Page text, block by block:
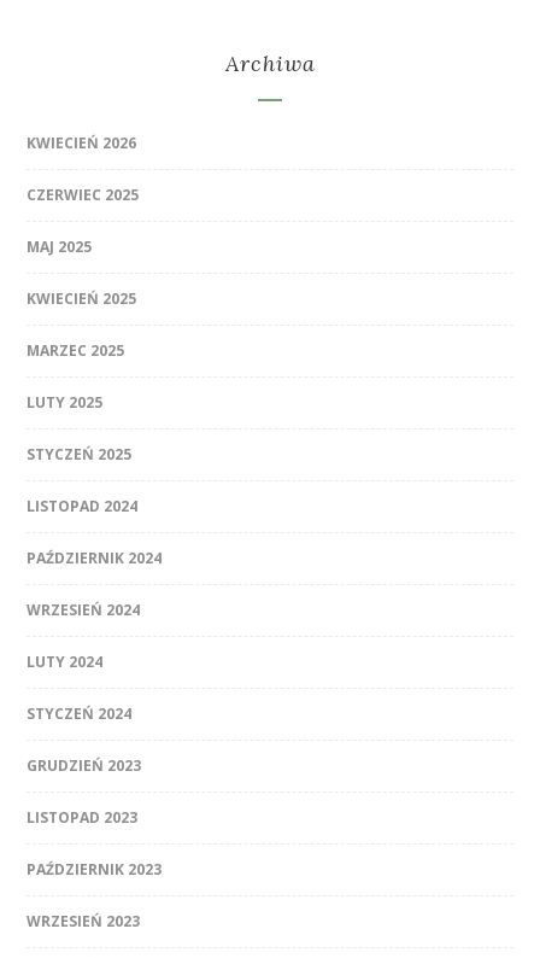
Archiwa
KWIECIEŃ 2026
CZERWIEC 2025
MAJ 2025
KWIECIEŃ 2025
MARZEC 2025
LUTY 2025
STYCZEŃ 2025
LISTOPAD 2024
PAŹDZIERNIK 2024
WRZESIEŃ 2024
LUTY 2024
STYCZEŃ 2024
GRUDZIEŃ 2023
LISTOPAD 2023
PAŹDZIERNIK 2023
WRZESIEŃ 2023